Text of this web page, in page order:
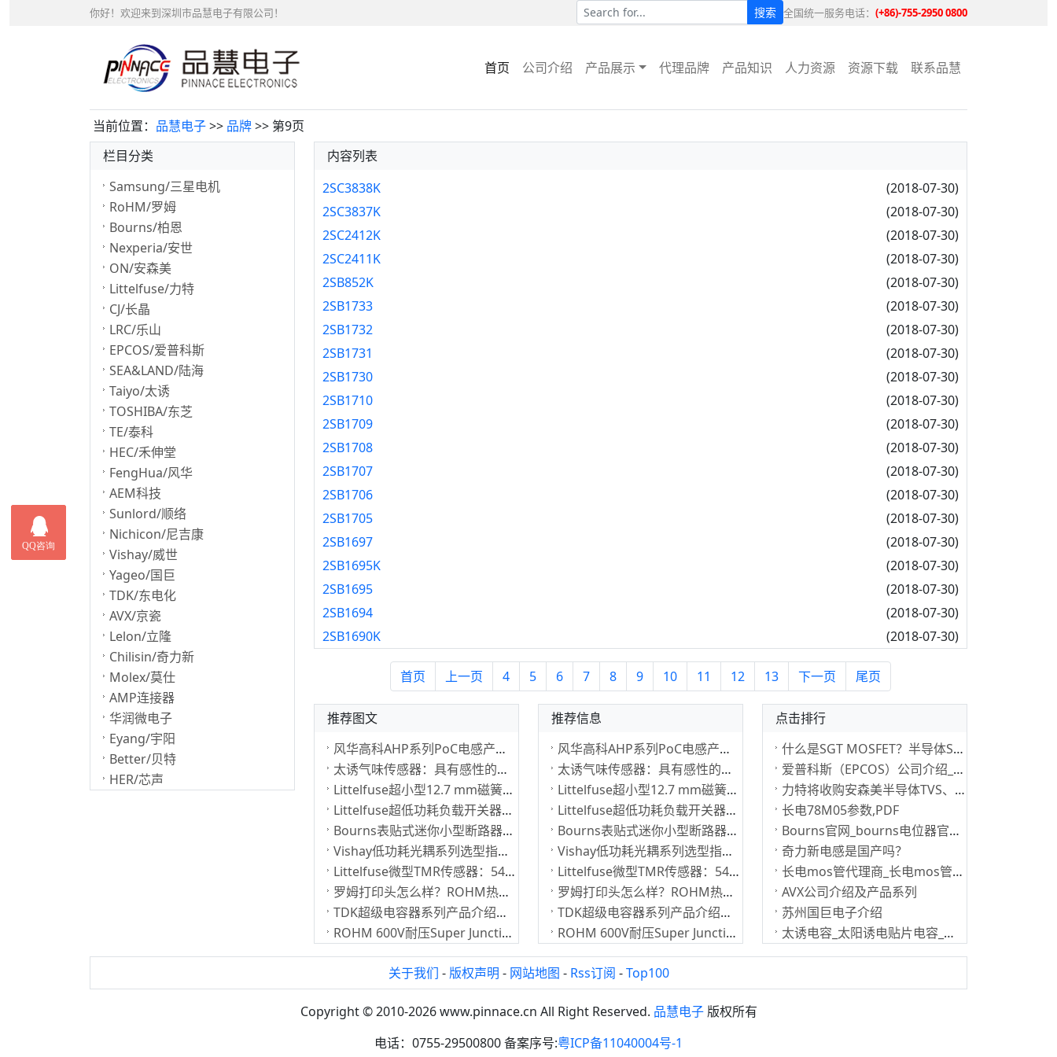
你好！欢迎来到深圳市品慧电子有限公司！ 搜索 全国统一服务电话： (+86)-755-2950 0800
首页 公司介绍 产品展示 代理品牌 产品知识 人力资源 资源下载 联系品慧
当前位置： 品慧电子>> 品牌>> 第9页
栏目分类
Samsung/三星电机
RoHM/罗姆
Bourns/柏恩
Nexperia/安世
ON/安森美
Littelfuse/力特
CJ/长晶
LRC/乐山
EPCOS/爱普科斯
SEA&LAND/陆海
Taiyo/太诱
TOSHIBA/东芝
TE/泰科
HEC/禾伸堂
FengHua/风华
AEM科技
Sunlord/顺络
Nichicon/尼吉康
Vishay/威世
Yageo/国巨
TDK/东电化
AVX/京瓷
Lelon/立隆
Chilisin/奇力新
Molex/莫仕
AMP连接器
华润微电子
Eyang/宇阳
Better/贝特
HER/芯声
内容列表
(2018-07-30)
2SC3838K
(2018-07-30)
2SC3837K
(2018-07-30)
2SC2412K
(2018-07-30)
2SC2411K
(2018-07-30)
2SB852K
(2018-07-30)
2SB1733
(2018-07-30)
2SB1732
(2018-07-30)
2SB1731
(2018-07-30)
2SB1730
(2018-07-30)
2SB1710
(2018-07-30)
2SB1709
(2018-07-30)
2SB1708
(2018-07-30)
2SB1707
(2018-07-30)
2SB1706
(2018-07-30)
2SB1705
(2018-07-30)
2SB1697
(2018-07-30)
2SB1695K
(2018-07-30)
2SB1695
(2018-07-30)
2SB1694
(2018-07-30)
2SB1690K
首页 上一页 4 5 6 7 8 9 10 11 12 13 下一页 尾页
推荐图文
风华高科AHP系列PoC电感产品的优势及系列介绍
太诱气味传感器：具有感性的传感器
Littelfuse超小型12.7 mm磁簧开关：提供更高可靠性、更长使用寿命
Littelfuse超低功耗负载开关器：有效延长电池寿命
Bourns表贴式迷你小型断路器：高效可自动复位
Vishay低功耗光耦系列选型指南：新款10 MBd低功耗光耦
Littelfuse微型TMR传感器：54100和54140
罗姆打印头怎么样？ROHM热敏打印头适用于条码标签打印应用
TDK超级电容器系列产品介绍：TDK双电层电容器EDLC
ROHM 600V耐压Super Junction MOSFET：SOT-223-3小型封装
推荐信息
风华高科AHP系列PoC电感产品的优势及系列介绍
太诱气味传感器：具有感性的传感器
Littelfuse超小型12.7 mm磁簧开关：提供更高可靠性、更长使用寿命
Littelfuse超低功耗负载开关器：有效延长电池寿命
Bourns表贴式迷你小型断路器：高效可自动复位
Vishay低功耗光耦系列选型指南：新款10 MBd低功耗光耦
Littelfuse微型TMR传感器：54100和54140
罗姆打印头怎么样？ROHM热敏打印头适用于条码标签打印应用
TDK超级电容器系列产品介绍：TDK双电层电容器EDLC
ROHM 600V耐压Super Junction MOSFET：SOT-223-3小型封装
点击排行
什么是SGT MOSFET？半导体SGT工艺与普通SGT工艺介绍
爱普科斯（EPCOS）公司介绍_EPCOS官方网站
力特将收购安森美半导体TVS、IGBT等产品组合
长电78M05参数,PDF
Bourns官网_bourns电位器官网_www.bourns.com
奇力新电感是国产吗？
长电mos管代理商_长电mos管型号大全
AVX公司介绍及产品系列
苏州国巨电子介绍
太诱电容_太阳诱电贴片电容_太诱代理
关于我们 - 版权声明 - 网站地图 - Rss订阅 -Top100
Copyright © 2010-2026 www.pinnace.cn All Right Reserved. 品慧电子版权所有
电话：0755-29500800 备案序号:粤ICP备11040004号-1